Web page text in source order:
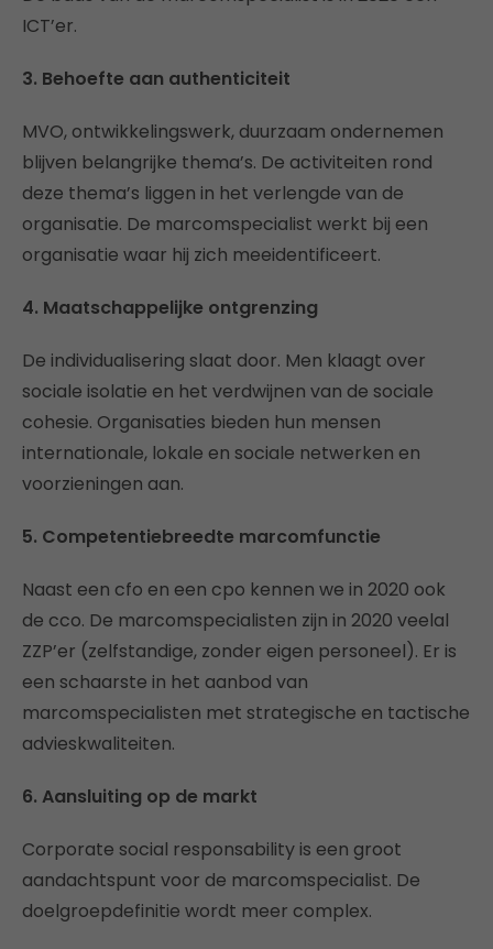
ICT’er.
3. Behoefte aan authenticiteit
MVO, ontwikkelingswerk, duurzaam ondernemen
blijven belangrijke thema’s. De activiteiten rond
deze thema’s liggen in het verlengde van de
organisatie. De marcomspecialist werkt bij een
organisatie waar hij zich meeidentificeert.
4. Maatschappelijke ontgrenzing
De individualisering slaat door. Men klaagt over
sociale isolatie en het verdwijnen van de sociale
cohesie. Organisaties bieden hun mensen
internationale, lokale en sociale netwerken en
voorzieningen aan.
5. Competentiebreedte marcomfunctie
Naast een cfo en een cpo kennen we in 2020 ook
de cco. De marcomspecialisten zijn in 2020 veelal
ZZP’er (zelfstandige, zonder eigen personeel). Er is
een schaarste in het aanbod van
marcomspecialisten met strategische en tactische
advieskwaliteiten.
6. Aansluiting op de markt
Corporate social responsability is een groot
aandachtspunt voor de marcomspecialist. De
doelgroepdefinitie wordt meer complex.